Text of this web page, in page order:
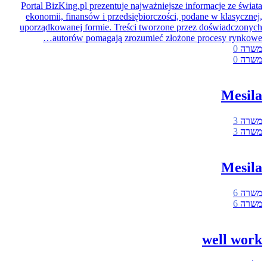
Portal BizKing.pl prezentuje najważniejsze informacje ze świata
ekonomii, finansów i przedsiębiorczości, podane w klasycznej,
uporządkowanej formie. Treści tworzone przez doświadczonych
autorów pomagają zrozumieć złożone procesy rynkowe…
משרה0
משרה0
Mesila
משרה3
משרה3
Mesila
משרה6
משרה6
well work